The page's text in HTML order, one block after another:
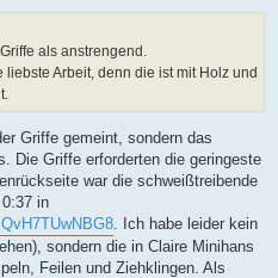
als anstrengend.
Arbeit, denn die ist mit Holz und
Griffe gemeint, sondern das
Die Griffe erforderten die geringeste
war die schweißtreibende
in
. Ich habe leider kein
sondern die in Claire Minihans
Feilen und Ziehklingen. Als